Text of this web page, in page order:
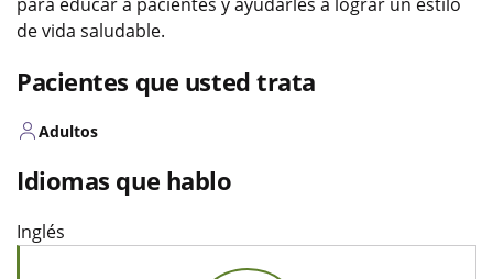
de vida saludable.
Pacientes que usted trata
Adultos
Idiomas que hablo
Inglés